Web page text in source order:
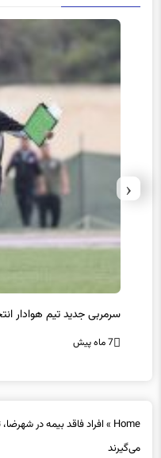
سرمربی جدید تیم هوادار
7 ماه پیش
‹
Home
» افراد فاقد بیمه در
می‌گیرند